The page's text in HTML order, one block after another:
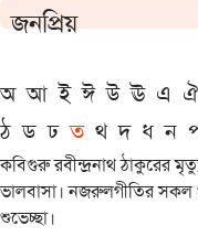
জনপ্রিয়
অ আ ই ঈ উ ঊ এ ঐ
ঠ ড ঢ ত থ দ ধ ন
কবিগুরু রবীন্দ্রনাথ ঠাকুরের
ভালবাসা। নজরুলগীতির সকল
শুভেচ্ছা।